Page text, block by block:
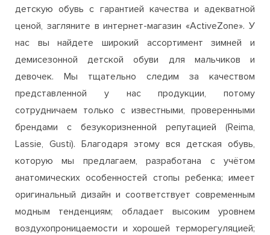
детскую обувь с гарантией качества и адекватной
ценой, загляните в интернет-магазин «ActiveZone». У
нас вы найдете широкий ассортимент зимней и
демисезонной детской обуви для мальчиков и
девочек. Мы тщательно следим за качеством
представленной у нас продукции, потому
сотрудничаем только с известными, проверенными
брендами с безукоризненной репутацией (Reima,
Lassie, Gusti). Благодаря этому вся детская обувь,
которую мы предлагаем, разработана с учётом
анатомических особенностей стопы ребенка; имеет
оригинальный дизайн и соответствует современным
модным тенденциям; обладает высоким уровнем
воздухопроницаемости и хорошей терморегуляцией;